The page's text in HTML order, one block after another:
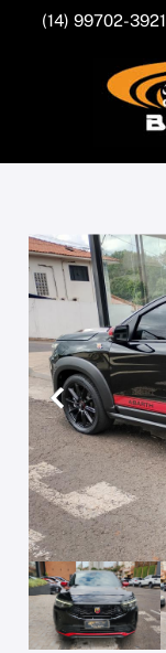
(14) 99702-3921
Anterior